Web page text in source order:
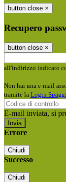
button close ×
Recupero
button close ×
all'indirizzo indicato
Non hai una e-mail
tramite la Login
E-mail inviata, si
Errore
Chiudi
Successo
Chiudi